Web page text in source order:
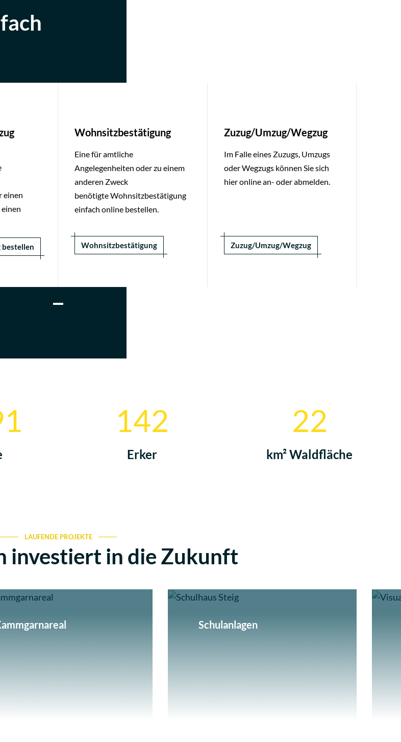
einen
bestellen
Wohnsitzbestätigung
Eine für amtliche
Angelegenheiten oder zu einem
anderen Zweck
benötigte Wohnsitzbestätigung
einfach online bestellen.
Wohnsitzbestätigung
Zuzug/Umzug/Wegzug
Im Falle eines Zuzugs, Umzugs
oder Wegzugs können Sie sich
hier online an- oder abmelden.
Zuzug/Umzug/Wegzug
Erker
171
km² Waldfläche
22
LAUFENDE PROJEKTE
investiert in die Zukunft
Schulanlagen